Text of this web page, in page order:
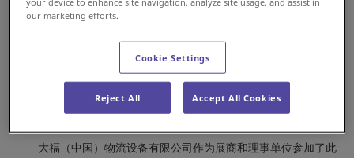
China
2020年11月18日至20日，由中国物流与采购联合会、九州通
医药集团股份有限公司主办的“第七届中国医药物流行业年会”在古
都河南省郑州市隆重召开，500多家医药、物流及设备等相关企
业，1000余位嘉宾参与此次会议。
大福（中国）物流设备有限公司作为展商和理事单位参加了此
our marketing efforts.
Cookie Settings
Reject All Accept All Cookies